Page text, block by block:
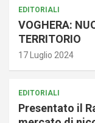
EDITORIALI
VOGHERA:
TERRITORIO
17 Luglio 2024
EDITORIALI
Presentato il